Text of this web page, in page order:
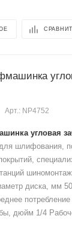
Арт.: NP4752
угловая
шлифования,
диска, мм
дюйм 1/4